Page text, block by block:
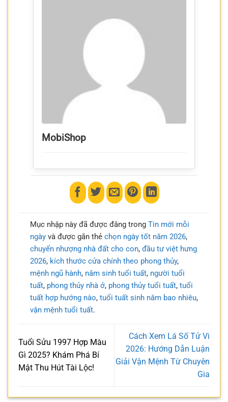
MobiShop
Mục nhập này đã được đăng trong Tin mới mỗi
ngàyvà được gắn thẻ chọn ngày tốt năm 2026,
chuyển nhượng nhà đất cho con, đầu tư việt hưng
2026, kích thước cửa chính theo phong thủy,
mệnh ngũ hành, năm sinh tuổi tuất, người tuổi
tuất, phong thủy nhà ở, phong thủy tuổi tuất, tuổi
tuất hợp hướng nào, tuổi tuất sinh năm bao nhiêu,
vận mệnh tuổi tuất.
Tuổi Sửu 1997 Hợp Màu
Gì 2025? Khám Phá Bí
Mật Thu Hút Tài Lộc!
Cách Xem Lá Số Tử Vi
2026: Hướng Dẫn Luận
Giải Vận Mệnh Từ Chuyên
Gia